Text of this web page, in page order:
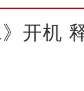
开机